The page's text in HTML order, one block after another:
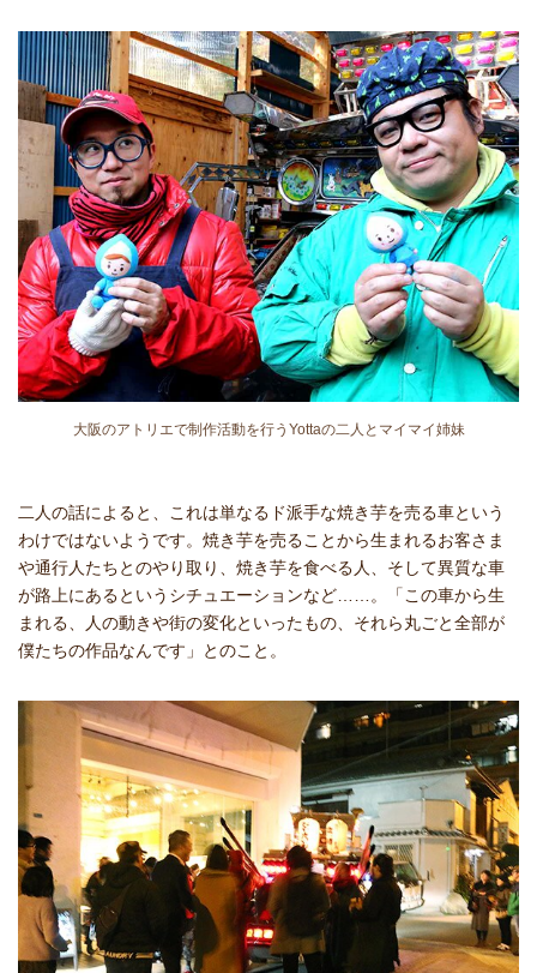
大阪のアトリエで制作活動を行うYottaの二人とマイマイ姉妹
二人の話によると、これは単なるド派手な焼き芋を売る車という
わけではないようです。焼き芋を売ることから生まれるお客さま
や通行人たちとのやり取り、焼き芋を食べる人、そして異質な車
が路上にあるというシチュエーションなど……。「この車から生
まれる、人の動きや街の変化といったもの、それら丸ごと全部が
僕たちの作品なんです」とのこと。